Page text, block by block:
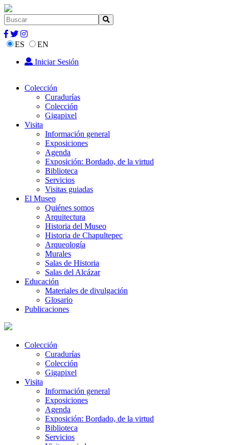
ES
EN
Iniciar Sesión
Colección
Curadurías
Colección
Gigapixel
Visita
Información general
Exposiciones
Agenda
Exposición: Bordado, de la virtud
Biblioteca
Servicios
Visitas guiadas
El Museo
Quiénes somos
Arquitectura
Historia del Museo
Historia de Chapultepec
Arqueología
Murales
Salas de Historia
Salas del Alcázar
Educación
Materiales de divulgación
Glosario
Publicaciones
Colección
Curadurías
Colección
Gigapixel
Visita
Información general
Exposiciones
Agenda
Exposición: Bordado, de la virtud
Biblioteca
Servicios